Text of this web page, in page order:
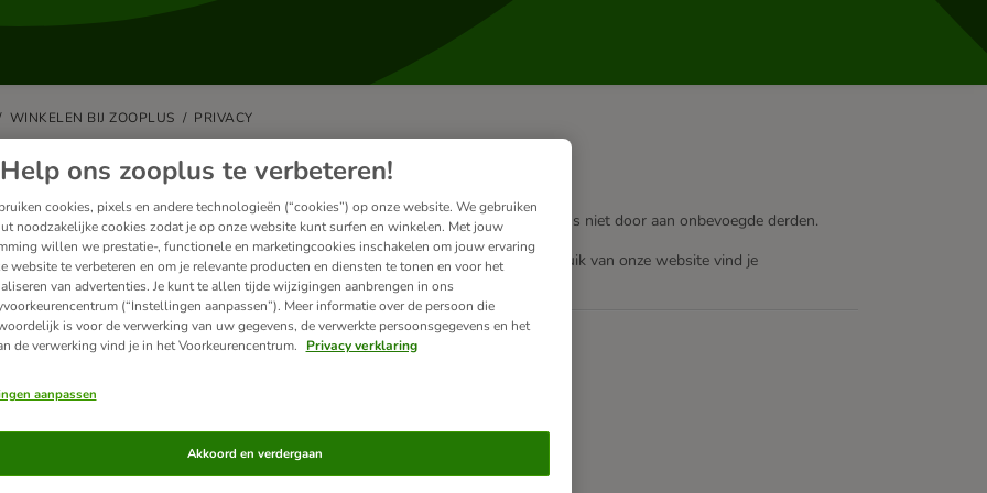
WINKELEN BIJ ZOOPLUS PRIVACY
en gegevensbescherming
van je persoonsgegevens is voor ons zeer belangrijk. Wij geven je gegevens niet door aan onbevoegde derden.
over de gegevens die wij verzamelen en verwerken in verband met je gebruik van onze website vind je
.
artikelen
je nog meer vragen?
Help ons zooplus te verbeteren!
cookies, pixels en andere technologieën (“cookies”) op onze website. We gebruiken
noodzakelijke cookies zodat je op onze website kunt surfen en winkelen. Met jouw
willen we prestatie-, functionele en marketingcookies inschakelen om jouw ervaring
website te verbeteren en om je relevante producten en diensten te tonen en voor het
van advertenties. Je kunt te allen tijde wijzigingen aanbrengen in ons
(“Instellingen aanpassen”). Meer informatie over de persoon die
is voor de verwerking van uw gegevens, de verwerkte persoonsgegevens en het
de verwerking vind je in het Voorkeurencentrum.
Privacy verklaring
aanpassen
Akkoord en verdergaan